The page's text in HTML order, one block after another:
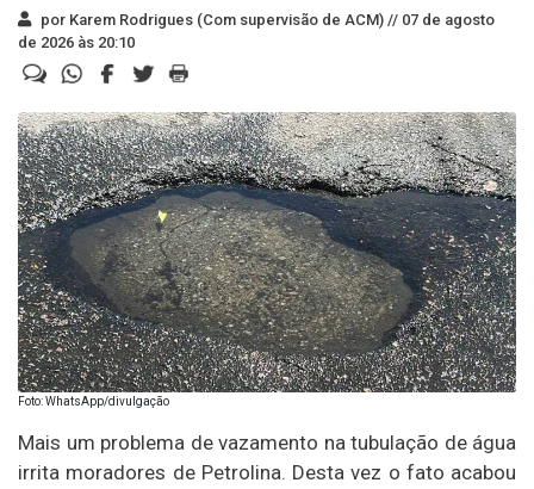
por Karem Rodrigues (Com supervisão de ACM) // 07 de agosto
de 2026 às 20:10
Foto: WhatsApp/divulgação
Mais um problema de vazamento na tubulação de água
irrita moradores de Petrolina. Desta vez o fato acabou